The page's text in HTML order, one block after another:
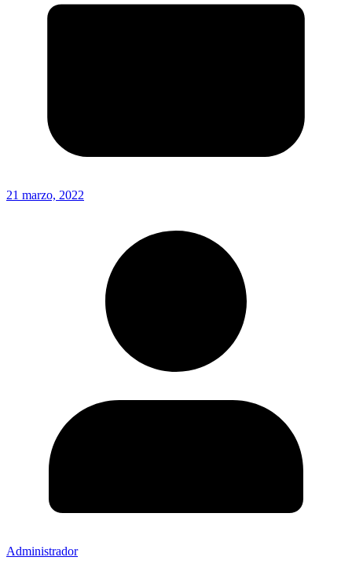
21 marzo, 2022
Administrador